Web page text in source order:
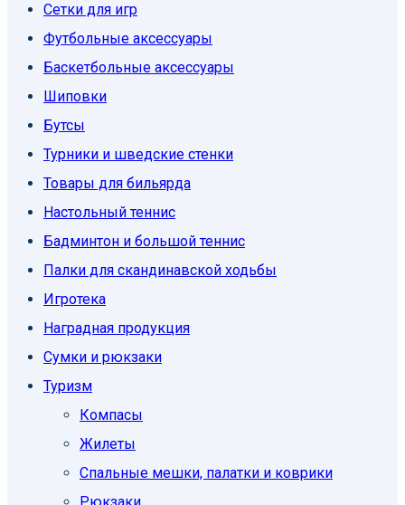
Сетки для игр
Футбольные аксессуары
Баскетбольные аксессуары
Шиповки
Бутсы
Турники и шведские стенки
Товары для бильярда
Настольный теннис
Бадминтон и большой теннис
Палки для скандинавской ходьбы
Игротека
Наградная продукция
Сумки и рюкзаки
Туризм
Компасы
Жилеты
Спальные мешки, палатки и коврики